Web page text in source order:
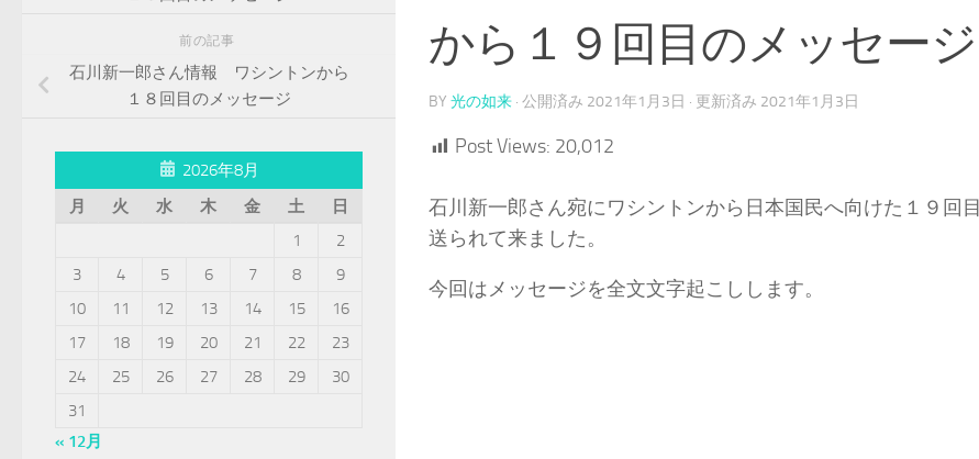
から１９回目のメッセージ
BY 光の如来 · 公開済み 2021年1月3日 · 更新済み 2021年1月3日
Post Views: 20,012
石川新一郎さん宛にワシントンから日本国民へ向けた１９回
送られて来ました。
今回はメッセージを全文文字起こしします。
前の記事
石川新一郎さん情報 ワシントンから
１８回目のメッセージ
2026年8月
月
火 水 木 金 土
日
1
2
3
4 5 6 7 8
9
10
11 12 13 14 15
16
17
18 19 20 21 22
23
24
25 26 27 28 29
30
31
« 12月